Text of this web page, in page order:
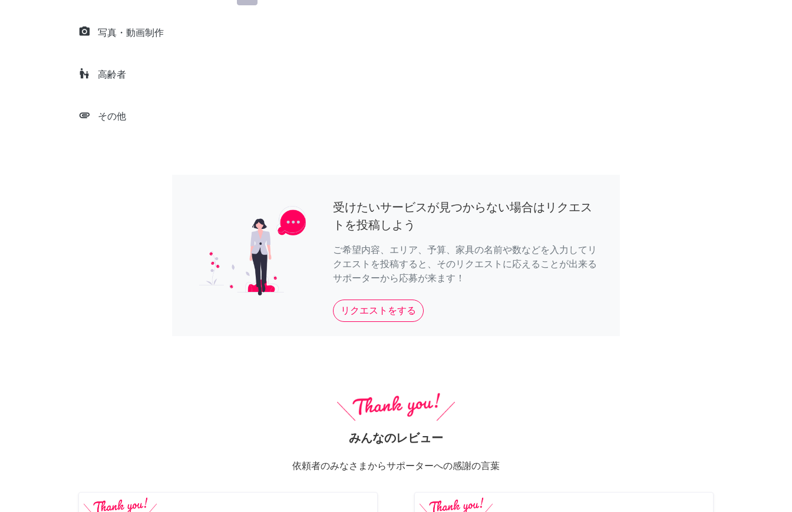
camera_alt 写真・動画制作
escalator_warning 高齢者
attachment その他
受けたいサービスが見つからない場合はリクエス
トを投稿しよう
ご希望内容、エリア、予算、家具の名前や数などを入力してリ
クエストを投稿すると、そのリクエストに応えることが出来る
サポーターから応募が来ます！
リクエストをする
みんなのレビュー
依頼者のみなさまからサポーターへの感謝の言葉